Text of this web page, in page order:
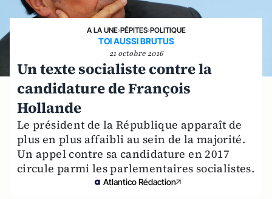
A LA UNE›PÉPITES›POLITIQUE
TOI AUSSI BRUTUS
21 octobre 2016
Un texte socialiste contre la
candidature de François
Hollande
Le président de la République apparaît de
plus en plus affaibli au sein de la majorité.
Un appel contre sa candidature en 2017
circule parmi les parlementaires socialistes.
Atlantico Rédaction